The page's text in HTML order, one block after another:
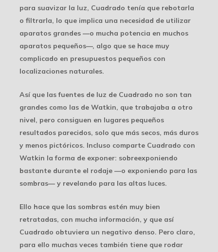
para suavizar la luz, Cuadrado tenía que rebotarla
o filtrarla, lo que implica una necesidad de utilizar
aparatos grandes —o mucha potencia en muchos
aparatos pequeños—, algo que se hace muy
complicado en presupuestos pequeños con
localizaciones naturales.
Así que las fuentes de luz de Cuadrado no son tan
grandes como las de Watkin, que trabajaba a otro
nivel, pero consiguen en lugares pequeños
resultados parecidos, solo que más secos, más duros
y menos pictóricos. Incluso comparte Cuadrado con
Watkin la forma de exponer: sobreexponiendo
bastante durante el rodaje —o exponiendo para las
sombras— y revelando para las altas luces.
Ello hace que las sombras estén muy bien
retratadas, con mucha información, y que así
Cuadrado obtuviera un negativo denso. Pero claro,
para ello muchas veces también tiene que rodar